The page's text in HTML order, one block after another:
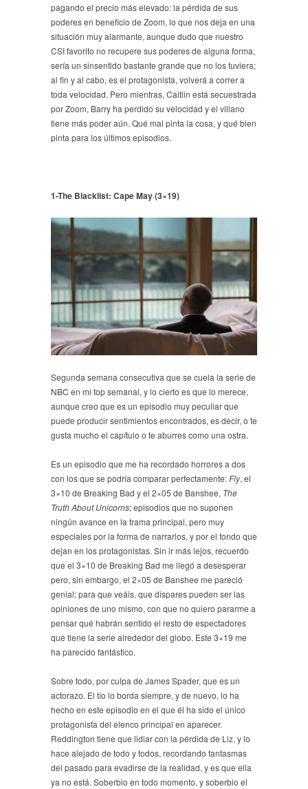
pagando el precio más elevado: la pérdida de sus
poderes en beneficio de Zoom, lo que nos deja en una
situación muy alarmante, aunque dudo que nuestro
CSI favorito no recupere sus poderes de alguna forma,
sería un sinsentido bastante grande que no los tuviera;
al fin y al cabo, es el protagonista, volverá a correr a
toda velocidad. Pero mientras, Caitlin está secuestrada
por Zoom, Barry ha perdido su velocidad y el villano
tiene más poder aún. Qué mal pinta la cosa, y qué bien
pinta para los últimos episodios.
1-The Blacklist: Cape May (3×19)
Segunda semana consecutiva que se cuela la serie de
NBC en mi top semanal, y lo cierto es que lo merece,
aunque creo que es un episodio muy peculiar que
puede producir sentimientos encontrados, es decir, o te
gusta mucho el capítulo o te aburres como una ostra.
Es un episodio que me ha recordado horrores a dos
con los que se podría comparar perfectamente:Fly, el
3×10 de Breaking Bad y el 2×05 de Banshee, The
Truth About Unicorns; episodios que no suponen
ningún avance en la trama principal, pero muy
especiales por la forma de narrarlos, y por el fondo que
dejan en los protagonistas. Sin ir más lejos, recuerdo
que el 3×10 de Breaking Bad me llegó a desesperar
pero, sin embargo, el 2×05 de Banshee me pareció
genial; para que veáis, que dispares pueden ser las
opiniones de uno mismo, con que no quiero pararme a
pensar qué habrán sentido el resto de espectadores
que tiene la serie alrededor del globo. Este 3×19 me
ha parecido fantástico.
Sobre todo, por culpa de James Spader, que es un
actorazo. El tío lo borda siempre, y de nuevo, lo ha
hecho en este episodio en el que él ha sido el único
protagonista del elenco principal en aparecer.
Reddington tiene que lidiar con la pérdida de Liz, y lo
hace alejado de todo y todos, recordando fantasmas
del pasado para evadirse de la realidad, y es que ella
ya no está. Soberbio en todo momento, y soberbio el